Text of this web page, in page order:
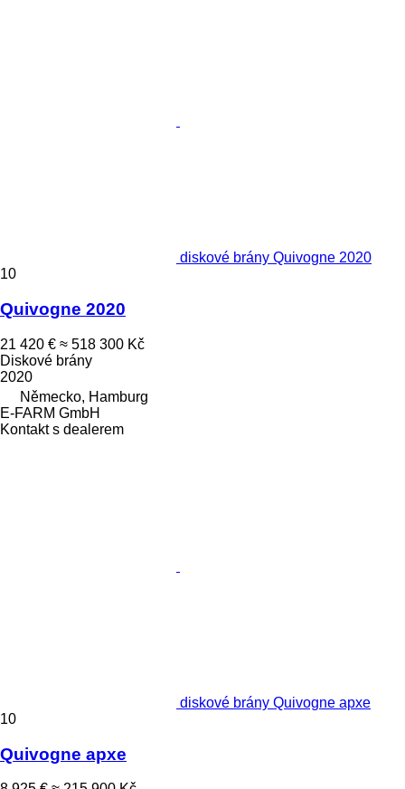
diskové brány Quivogne 2020
10
Quivogne 2020
21 420 € ≈ 518 300 Kč
Diskové brány
2020
Německo, Hamburg
E-FARM GmbH
Kontakt s dealerem
diskové brány Quivogne apxe
10
Quivogne apxe